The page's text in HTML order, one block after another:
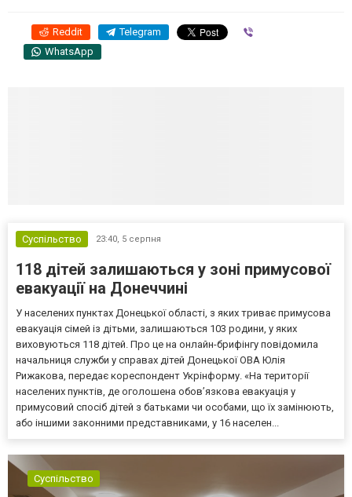
Reddit Telegram
WhatsApp
Суспільство 23:40, 5 серпня
118 дітей залишаються у зоні примусової
евакуації на Донеччині
У населених пунктах Донецької області, з яких триває примусова
евакуація сімей із дітьми, залишаються 103 родини, у яких
виховуються 118 дітей. Про це на онлайн-брифінгу повідомила
начальниця служби у справах дітей Донецької ОВА Юлія
Рижакова, передає кореспондент Укрінформу. «На території
населених пунктів, де оголошена обов’язкова евакуація у
примусовий спосіб дітей з батьками чи особами, що їх замінюють,
або іншими законними представниками, у 16 населен...
Суспільство